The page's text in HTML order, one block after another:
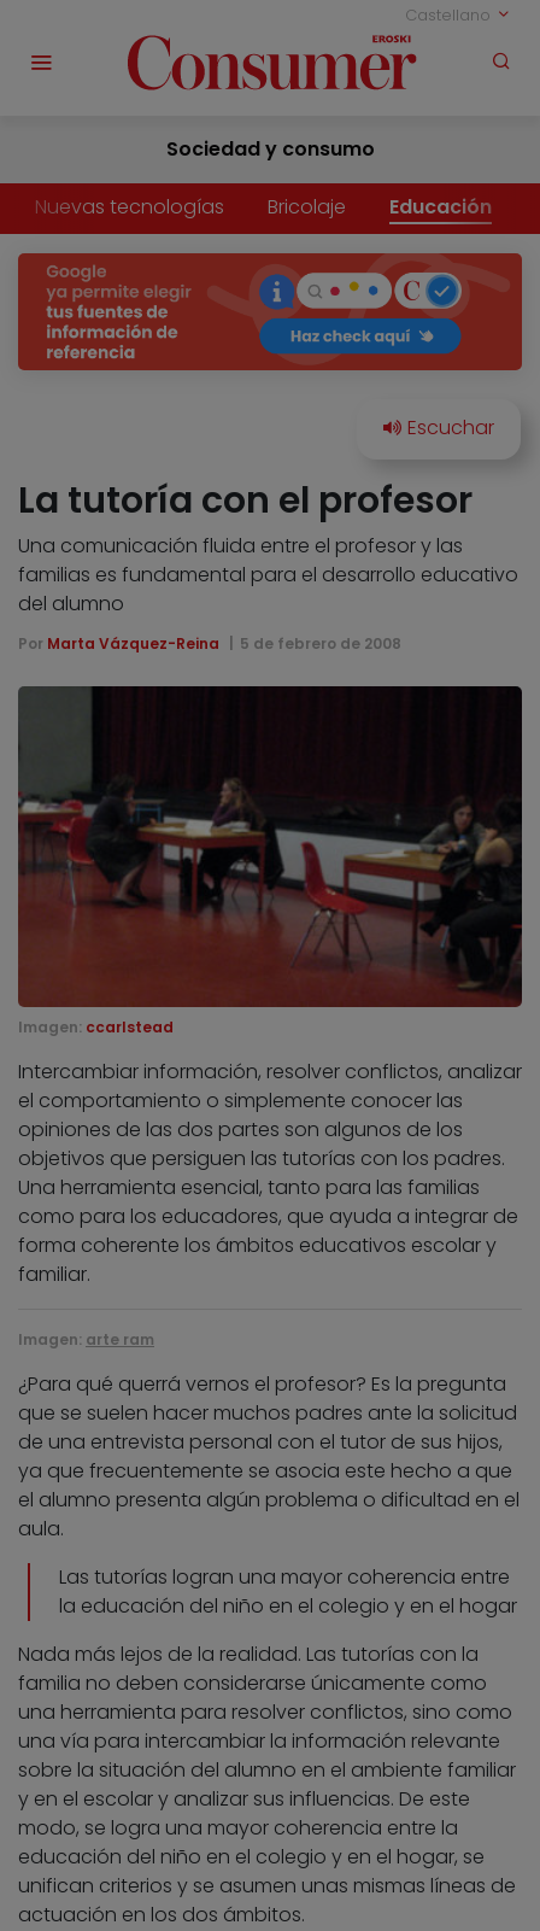
Castellano
Sociedad y consumo
Nuevas tecnologías Bricolaje Educación
La tutoría con el profesor
Una comunicación fluida entre el profesor y las
familias es fundamental para el desarrollo educativo
del alumno
Por Marta Vázquez-Reina 5 de febrero de 2008
Imagen: ccarlstead
Intercambiar información, resolver conflictos, analizar
el comportamiento o simplemente conocer las
opiniones de las dos partes son algunos de los
objetivos que persiguen las tutorías con los padres.
Una herramienta esencial, tanto para las familias
como para los educadores, que ayuda a integrar de
forma coherente los ámbitos educativos escolar y
familiar.
Imagen: arte ram
¿Para qué querrá vernos el profesor? Es la pregunta
que se suelen hacer muchos padres ante la solicitud
de una entrevista personal con el tutor de sus hijos,
ya que frecuentemente se asocia este hecho a que
el alumno presenta algún problema o dificultad en el
aula.
Las tutorías logran una mayor coherencia entre
la educación del niño en el colegio y en el hogar
Nada más lejos de la realidad. Las tutorías con la
familia no deben considerarse únicamente como
una herramienta para resolver conflictos, sino como
una vía para intercambiar la información relevante
sobre la situación del alumno en el ambiente familiar
y en el escolar y analizar sus influencias. De este
modo, se logra una mayor coherencia entre la
educación del niño en el colegio y en el hogar, se
unifican criterios y se asumen unas mismas líneas de
actuación en los dos ámbitos.